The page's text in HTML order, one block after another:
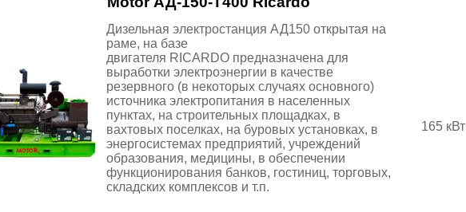
Дизельная электростанция АД150 открытая на
раме, на базе
двигателя RICARDO предназначена для
выработки электроэнергии в качестве
резервного (в некоторых случаях основного)
источника электропитания в населенных
пунктах, на строительных площадках, в
вахтовых поселках, на буровых установках, в
энергосистемах предприятий, учреждений
образования, медицины, в обеспечении
функционирования банков, гостиниц, торговых,
складских комплексов и т.п.
165 кВт